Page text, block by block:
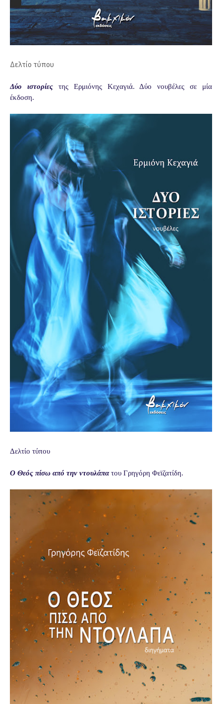
Δελτίο τύπου
Δύο ιστορίες της Ερμιόνης Κεχαγιά. Δύο νουβέλες σε μία
έκδοση.
Δελτίο τύπου
Ο Θεός πίσω από την ντουλάπατου Γρηγόρη Φεϊζατίδη.